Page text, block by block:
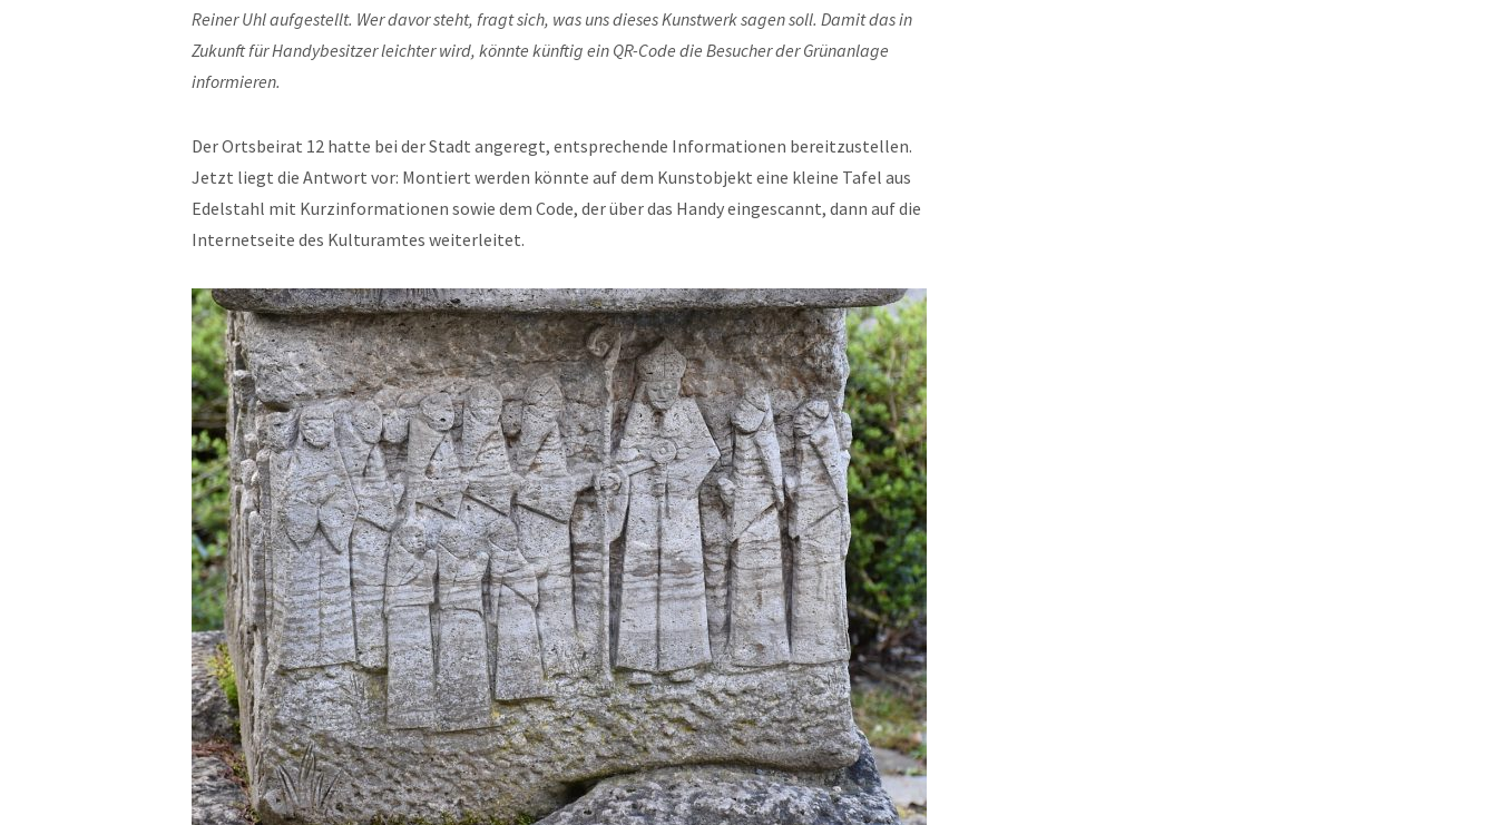
Reiner Uhl aufgestellt. Wer davor steht, fragt sich, was uns dieses Kunstwerk sagen soll. Damit das in
Zukunft für Handybesitzer leichter wird, könnte künftig ein QR-Code die Besucher der Grünanlage
informieren.
Der Ortsbeirat 12 hatte bei der Stadt angeregt, entsprechende Informationen bereitzustellen.
Jetzt liegt die Antwort vor: Montiert werden könnte auf dem Kunstobjekt eine kleine Tafel aus
Edelstahl mit Kurzinformationen sowie dem Code, der über das Handy eingescannt, dann auf die
Internetseite des Kulturamtes weiterleitet.